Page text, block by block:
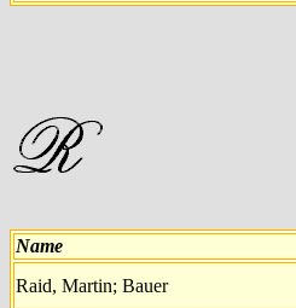
Name
Raid, Martin; Bauer